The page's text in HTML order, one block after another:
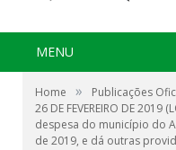
MENU
Home » Publicações
26 DE FEVEREIRO DE
despesa do município do
de 2019, e dá outras